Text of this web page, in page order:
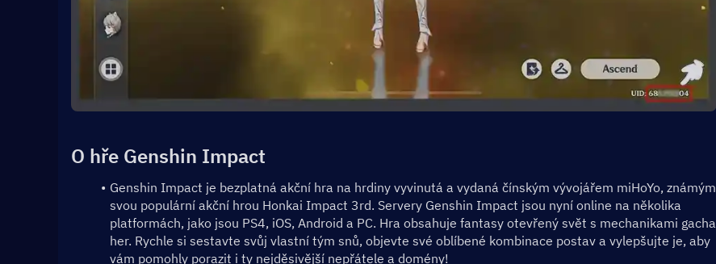
O hře Genshin Impact
Genshin Impact je bezplatná akční hra na hrdiny vyvinutá a vydaná čínským vývojářem miHoYo, známým
svou populární akční hrou Honkai Impact 3rd. Servery Genshin Impact jsou nyní online na několika
platformách, jako jsou PS4, iOS, Android a PC. Hra obsahuje fantasy otevřený svět s mechanikami gacha
her. Rychle si sestavte svůj vlastní tým snů, objevte své oblíbené kombinace postav a vylepšujte je, aby
vám pomohly porazit i ty nejděsivější nepřátele a domény!